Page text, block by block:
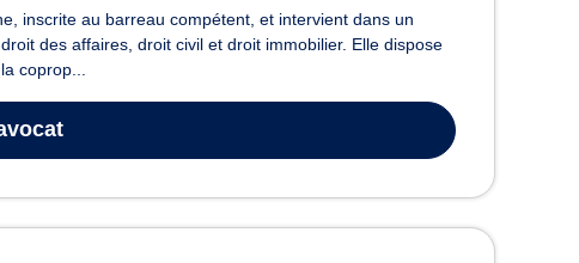
inscrite au barreau compétent, et intervient dans un
des affaires, droit civil et droit immobilier. Elle dispose
coprop...